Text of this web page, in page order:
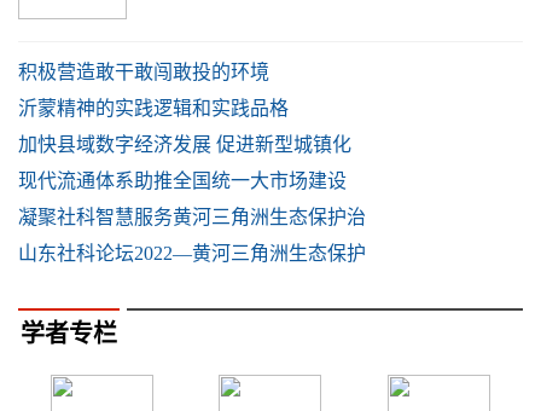
积极营造敢干敢闯敢投的环境
沂蒙精神的实践逻辑和实践品格
加快县域数字经济发展 促进新型城镇化
现代流通体系助推全国统一大市场建设
凝聚社科智慧服务黄河三角洲生态保护治
山东社科论坛2022—黄河三角洲生态保护
学者专栏